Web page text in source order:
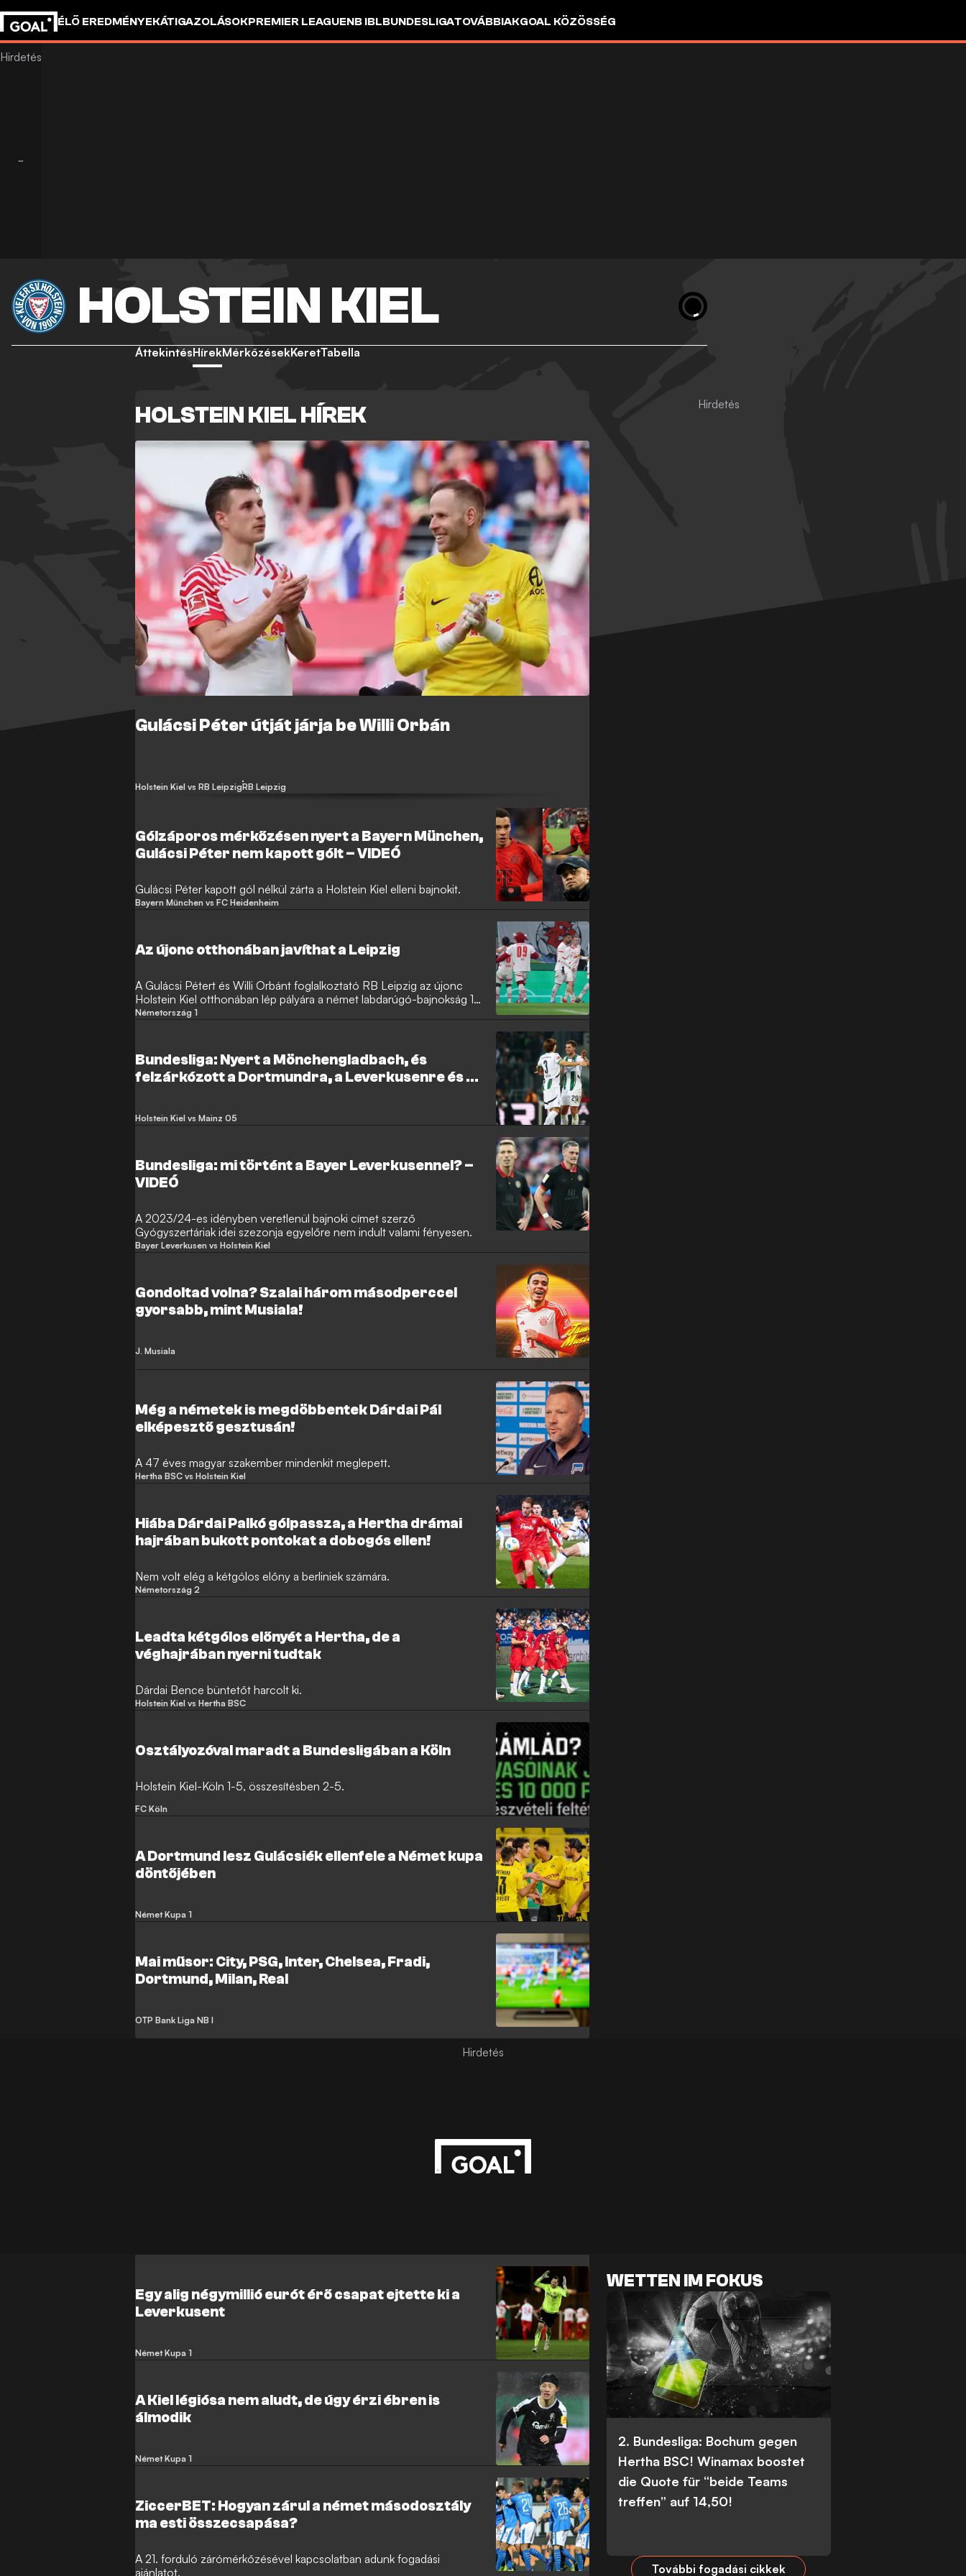
ÉLŐ EREDMÉNYEKÁTIGAZOLÁSOKPREMIER LEAGUENB IBLBUNDESLIGATOVÁBBIAKGOAL KÖZÖSSÉG
HOLSTEIN KIEL
ÁttekintésHírekMérkőzésekKeretTabella
HOLSTEIN KIEL HÍREK
Gulácsi Péter útját járja be Willi Orbán
Holstein Kiel vs RB LeipzigRB Leipzig
Gólzáporos mérkőzésen nyert a Bayern München,
Gulácsi Péter nem kapott gólt – VIDEÓ
Gulácsi Péter kapott gól nélkül zárta a Holstein Kiel elleni bajnokit.
Bayern München vs FC Heidenheim
Az újonc otthonában javíthat a Leipzig
A Gulácsi Pétert és Willi Orbánt foglalkoztató RB Leipzig az újonc
Holstein Kiel otthonában lép pályára a német labdarúgó-bajnokság 13.
fordulójában.
Németország 1
Bundesliga: Nyert a Mönchengladbach, és
felzárkózott a Dortmundra, a Leverkusenre és a
Holstein Kiel vs Mainz 05
Bundesliga: mi történt a Bayer Leverkusennel? –
VIDEÓ
A 2023/24-es idényben veretlenül bajnoki címet szerző
Gyógyszertáriak idei szezonja egyelőre nem indult valami fényesen.
Bayer Leverkusen vs Holstein Kiel
Gondoltad volna? Szalai három másodperccel
gyorsabb, mint Musiala!
J. Musiala
Még a németek is megdöbbentek Dárdai Pál
elképesztő gesztusán!
A 47 éves magyar szakember mindenkit meglepett.
Hertha BSC vs Holstein Kiel
Hiába Dárdai Palkó gólpassza, a Hertha drámai
hajrában bukott pontokat a dobogós ellen!
Nem volt elég a kétgólos előny a berliniek számára.
Németország 2
Leadta kétgólos előnyét a Hertha, de a
véghajrában nyerni tudtak
Dárdai Bence büntetőt harcolt ki.
Holstein Kiel vs Hertha BSC
Osztályozóval maradt a Bundesligában a Köln
Holstein Kiel-Köln 1-5, összesítésben 2-5.
FC Köln
A Dortmund lesz Gulácsiék ellenfele a Német kupa
döntőjében
Német Kupa 1
Mai műsor: City, PSG, Inter, Chelsea, Fradi,
Dortmund, Milan, Real
OTP Bank Liga NB I
Egy alig négymillió eurót érő csapat ejtette ki a
Leverkusent
Német Kupa 1
A Kiel légiósa nem aludt, de úgy érzi ébren is
álmodik
Német Kupa 1
ZiccerBET: Hogyan zárul a német másodosztály
ma esti összecsapása?
A 21. forduló zárómérkőzésével kapcsolatban adunk fogadási
ajánlatot.
WETTEN IM FOKUS
2. Bundesliga: Bochum gegen
Hertha BSC! Winamax boostet
die Quote für “beide Teams
treffen” auf 14,50!
További fogadási cikkek